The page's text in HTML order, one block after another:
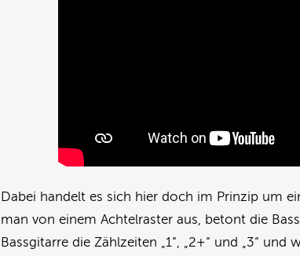
Dabei handelt es sich hier doch im Prinzip um
man von einem Achtelraster aus, betont die
Bassgitarre die Zählzeiten „1“, „2+“ und „3“